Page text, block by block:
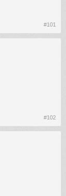
#101
#102